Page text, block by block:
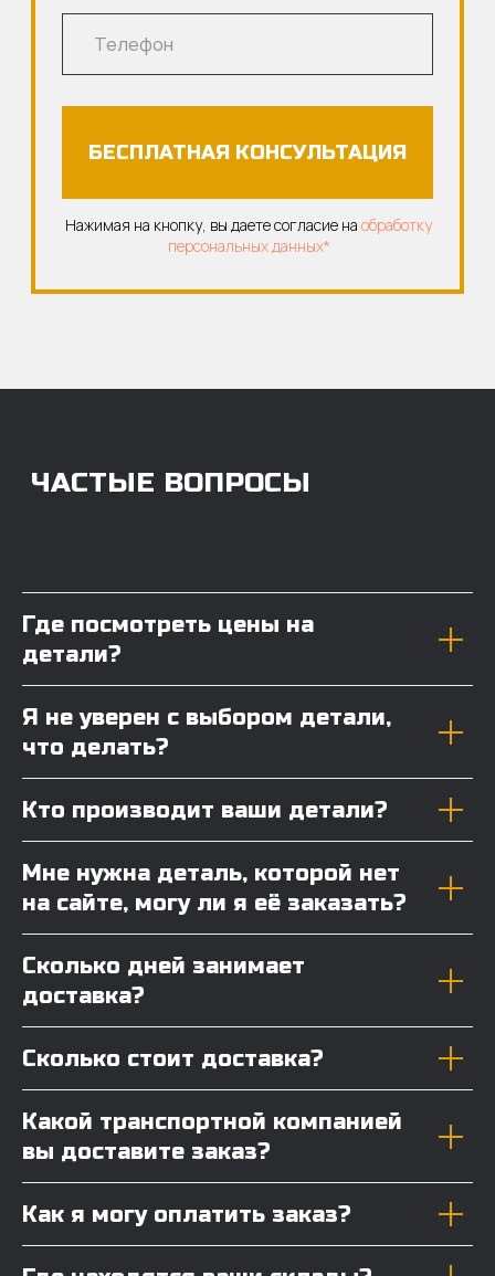
Где посмотреть цены на
детали?
Я не уверен с выбором детали,
что делать?
Кто производит ваши детали?
Мне нужна деталь, которой нет
на сайте, могу ли я её заказать?
Сколько дней занимает
доставка?
Сколько стоит доставка?
Какой транспортной компанией
вы доставите заказ?
Как я могу оплатить заказ?